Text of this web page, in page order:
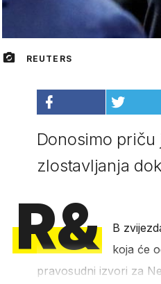
REUTERS
Donosimo
zlostavljanja
R& B
koja će
pravosudni izvori za